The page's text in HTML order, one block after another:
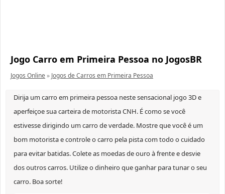
Jogo Carro em Primeira Pessoa no JogosBR
Jogos Online» Jogos de Carros em Primeira Pessoa
Dirija um carro em primeira pessoa neste sensacional jogo 3D e
aperfeiçoe sua carteira de motorista CNH. É como se você
estivesse dirigindo um carro de verdade. Mostre que você é um
bom motorista e controle o carro pela pista com todo o cuidado
para evitar batidas. Colete as moedas de ouro à frente e desvie
dos outros carros. Utilize o dinheiro que ganhar para tunar o seu
carro. Boa sorte!